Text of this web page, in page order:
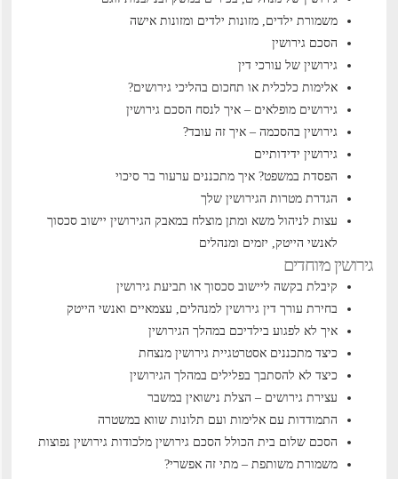
משמורת ילדים, מזונות ילדים ומזונות אישה
הסכם גירושין
גירושין של עורכי דין
אלימות כלכלית או תחכום בהליכי גירושים?
גירושים מופלאים – איך לנסח הסכם גירושין
גירושין בהסכמה – איך זה עובד?
גירושין ידידותיים
הפסדת במשפט? איך מתכננים ערעור בר סיכוי
הגדרת מטרות הגירושין שלך
עצות לניהול משא ומתן מוצלח במאבק הגירושיןיישוב סכסוך
לאנשי הייטק, יזמים ומנהלים
גירושין מיוחדים
קיבלת בקשה ליישוב סכסוך או תביעת גירושין
בחירת עורך דין גירושין למנהלים, עצמאיים ואנשי הייטק
איך לא לפגוע בילדיכם במהלך הגירושין
כיצד מתכננים אסטרטגיית גירושין מנצחת
כיצד לא להסתבך בפלילים במהלך הגירושין
עצירת גירושים – הצלת נישואין במשבר
התמודדות עם אלימות ועם תלונות שווא במשטרה
הסכם שלום בית הכולל הסכם גירושיןמלכודות גירושין נפוצות
משמורת משותפת – מתי זה אפשרי?